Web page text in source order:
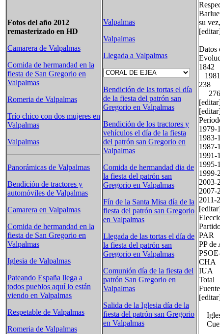
Fotos del año 2012
remasterizado en HD
Camarera de Valpalmas
Comida de hermandad en la
fiesta de San Gregorio en
Valpalmas
Romeria de Valpalmas
Trío chico con dos mujeres en
Valpalmas
Valpalmas
Panorámicas de Valpalmas
Bendición de tractores y
automóviles de Valpalmas
Camarera en Valpalmas
Comida de hermandad en la
fiesta de San Gregorio en
Valpalmas
Iglesia de Valpalmas
Pateando España llega a
todos pueblos aquí lo están
viendo en Valpalmas
Respetable de Valpalmas
Romeria de Valpalmas
Valpalmas
Valpalmas
Llegada a Valpalmas
Bendición de las tortas el día
de la fiesta del patrón san
Gregorio en Valpalmas
Bendición de los tractores y
vehículos el día de la fiesta
del patrón san Gregorio en
Valpalmas
Comida de hermandad dia de
la fiesta del patrón san
Gregorio en Valpalmas
Fín de la Santa Misa día de la
fiesta del patrón san Gregorio
en Valpalmas
Llegada de las tortas el día de
la fiesta del patrón san
Gregorio en Valpalmas
Comunión día de la fiesta del
patrón San Gregorio en
Valpalmas
Salida de la Iglesia día de la
fiesta del patrón san Gregorio
en Valpalmas
su
Datos
PP